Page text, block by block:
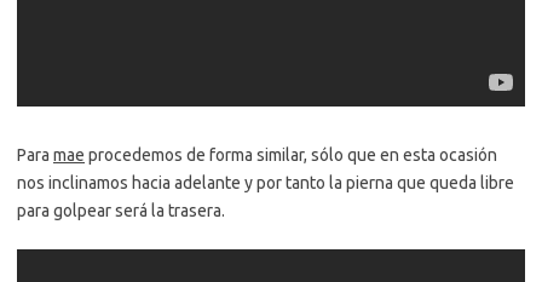
Para mae procedemos de forma similar, sólo que en esta ocasión
nos inclinamos hacia adelante y por tanto la pierna que queda libre
para golpear será la trasera.